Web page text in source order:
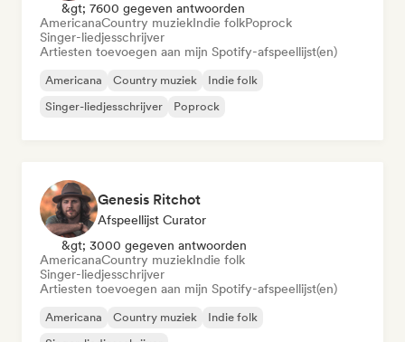
&gt; 7600 gegeven antwoorden
AmericanaCountry muziekIndie folkPoprock
Singer-liedjesschrijver
Artiesten toevoegen aan mijn Spotify-afspeellijst(en)
Americana Country muziek
Indie folk
Singer-liedjesschrijver
Poprock
Genesis Ritchot
Afspeellijst Curator
&gt; 3000 gegeven antwoorden
AmericanaCountry muziekIndie folk
Singer-liedjesschrijver
Artiesten toevoegen aan mijn Spotify-afspeellijst(en)
Americana Country muziek
Indie folk